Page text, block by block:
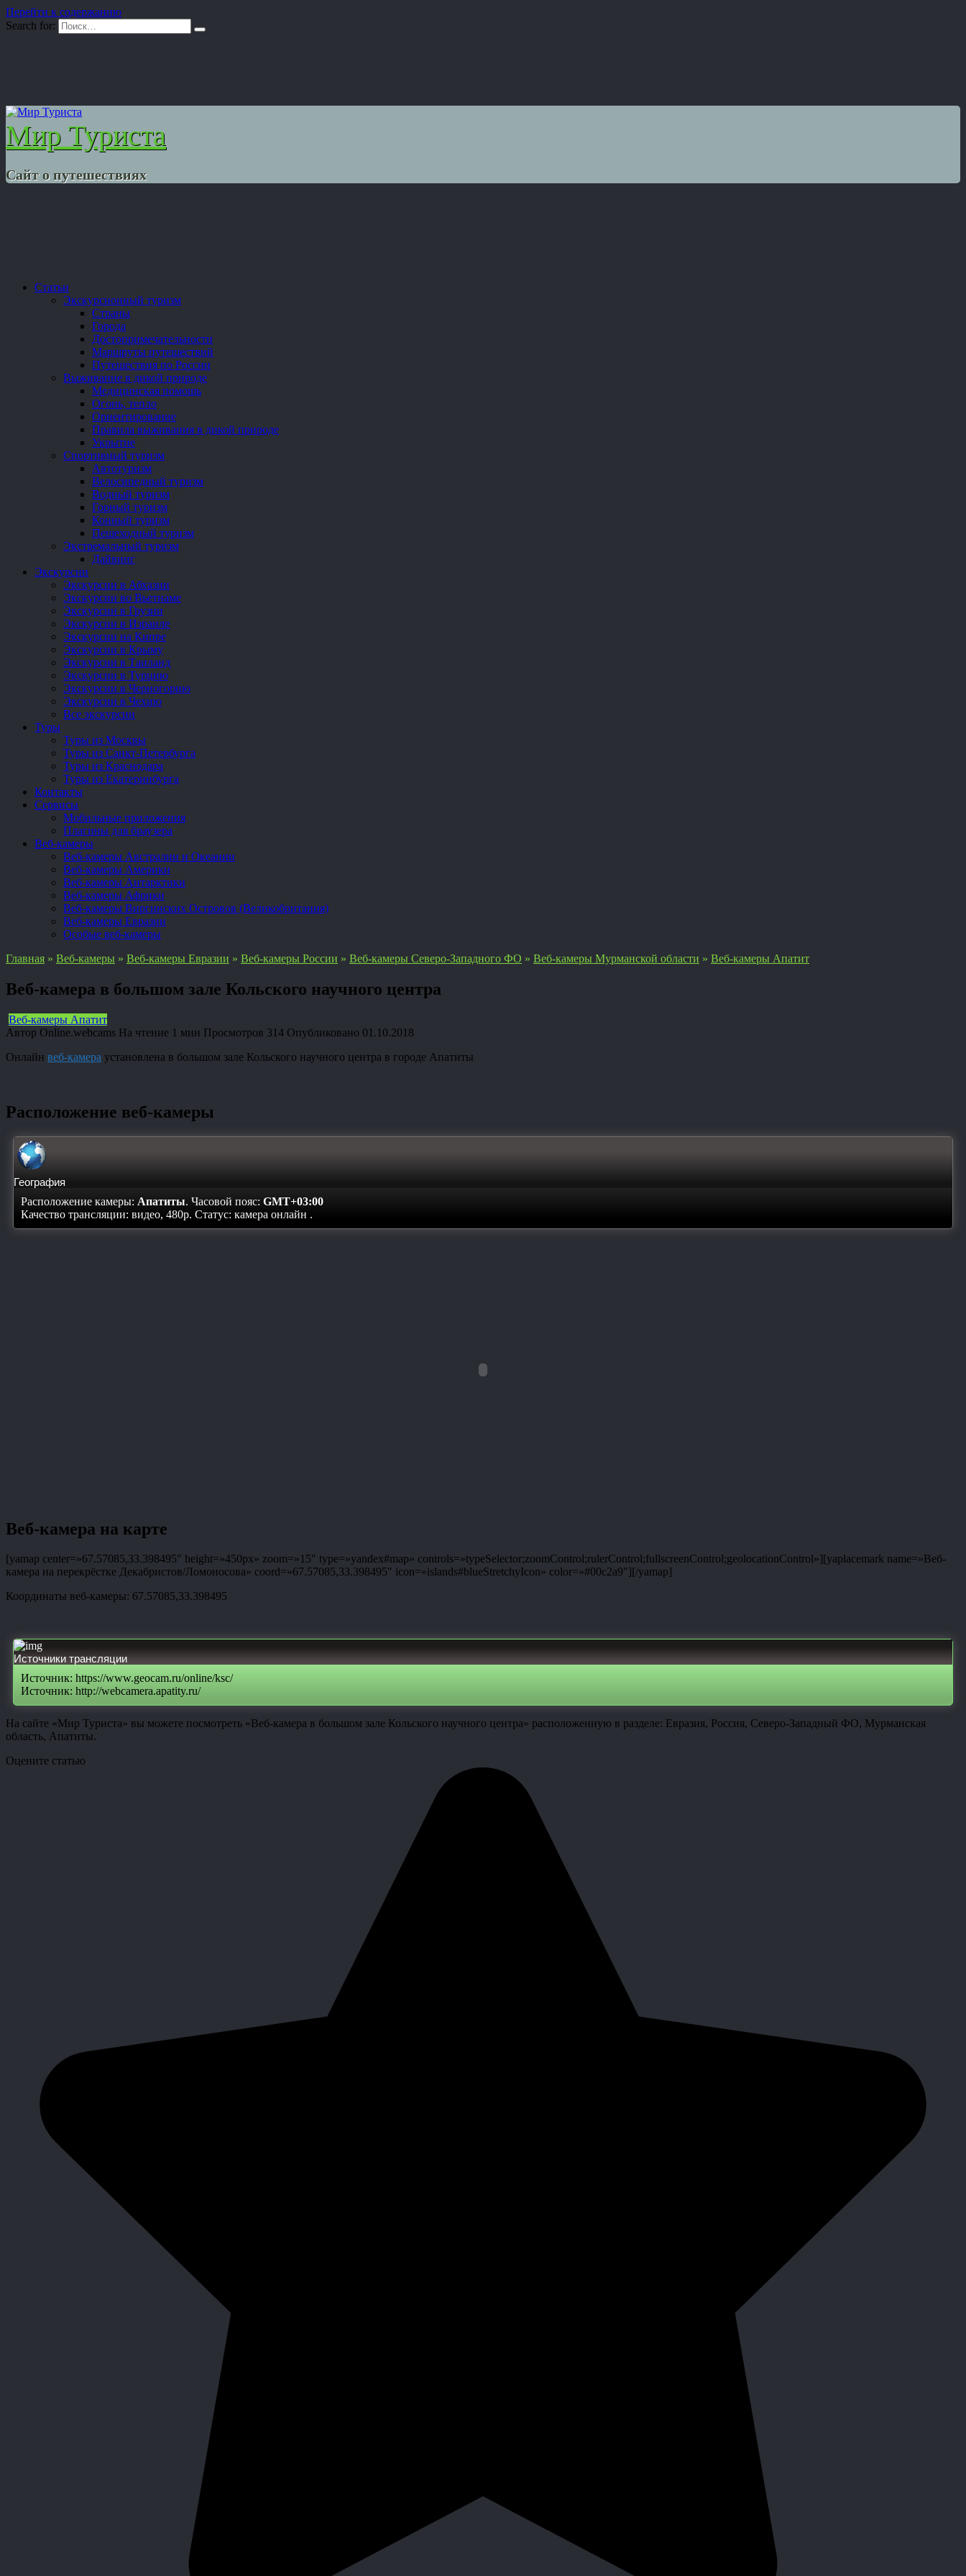
Перейти к содержанию
Search for:
Мир Туриста
Сайт о путешествиях
Статьи
Экскурсионный туризм
Страны
Города
Достопримечательности
Маршруты путешествий
Путешествия по России
Выживание в дикой природе
Медицинская помощь
Огонь, тепло
Ориентирование
Правила выживания в дикой природе
Укрытие
Спортивный туризм
Автотуризм
Велосипедный туризм
Водный туризм
Горный туризм
Конный туризм
Пешеходный туризм
Экстремальный туризм
Дайвинг
Экскурсии
Экскурсии в Абхазии
Экскурсии во Вьетнаме
Экскурсии в Грузии
Экскурсии в Израиле
Экскурсии на Кипре
Экскурсии в Крыму
Экскурсии в Таиланд
Экскурсии в Турцию
Экскурсии в Черногорию
Экскурсии в Чехию
Все экскурсии
Туры
Туры из Москвы
Туры из Санкт-Петербурга
Туры из Краснодара
Туры из Екатеринбурга
Контакты
Сервисы
Мобильные приложения
Плагины для браузера
Веб-камеры
Веб-камеры Австралии и Океании
Веб-камеры Америки
Веб-камеры Антарктики
Веб-камеры Африки
Веб-камеры Виргинских Островов (Великобритания)
Веб-камеры Евразии
Особые веб-камеры
Главная » Веб-камеры » Веб-камеры Евразии » Веб-камеры России » Веб-камеры Северо-Западного ФО » Веб-камеры Мурманской области » Веб-камеры Апатит
Веб-камера в большом зале Кольского научного центра
Веб-камеры Апатит
Автор Online.webcams На чтение 1 мин Просмотров 314 Опубликовано 01.10.2018
Онлайн веб-камера установлена в большом зале Кольского научного центра в городе Апатиты
Расположение веб-камеры
География
Расположение камеры: Апатиты. Часовой пояс: GMT+03:00
Качество трансляции: видео, 480p. Статус: камера онлайн .
Веб-камера на карте
[yamap center=»67.57085,33.398495″ height=»450px» zoom=»15″ type=»yandex#map» controls=»typeSelector;zoomControl;rulerControl;fullscreenControl;geolocationControl»][yaplacemark name=»Веб-
камера на перекрёстке Декабристов/Ломоносова» coord=»67.57085,33.398495″ icon=»islands#blueStretchyIcon» color=»#00c2a9″][/yamap]
Координаты веб-камеры: 67.57085,33.398495
Источники трансляции
Источник: https://www.geocam.ru/online/ksc/
Источник: http://webcamera.apatity.ru/
На сайте «Мир Туриста» вы можете посмотреть «Веб-камера в большом зале Кольского научного центра» расположенную в разделе: Евразия, Россия, Северо-Западный ФО, Мурманская
область, Апатиты.
Оцените статью